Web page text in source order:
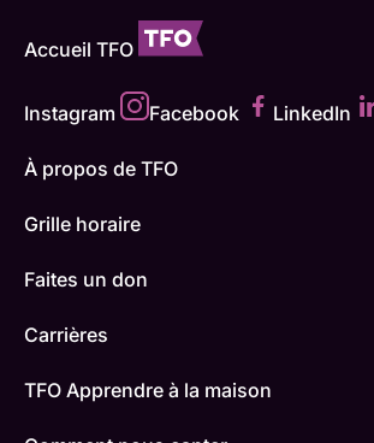
Accueil TFO
Instagram Facebook LinkedIn
À propos de TFO
Grille horaire
Faites un don
Carrières
TFO Apprendre à la maison